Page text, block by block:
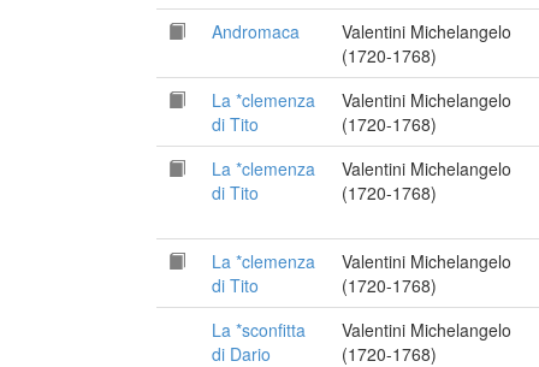
Andromaca
Valentini Michelangelo
(1720-1768)
La *clemenza
di Tito
Valentini Michelangelo
(1720-1768)
La *clemenza
di Tito
Valentini Michelangelo
(1720-1768)
La *clemenza
di Tito
Valentini Michelangelo
(1720-1768)
La *sconfitta
di Dario
Valentini Michelangelo
(1720-1768)